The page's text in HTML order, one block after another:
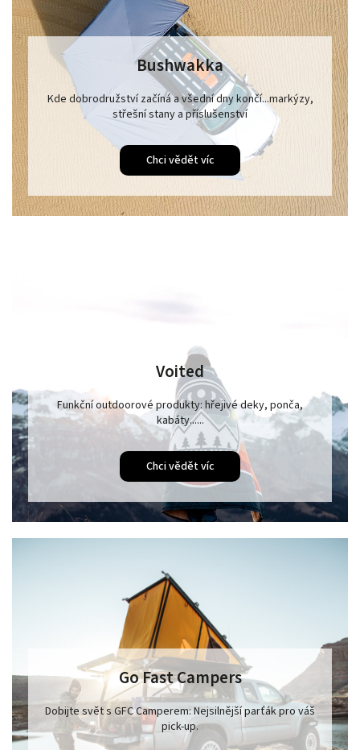
Bushwakka
Kde dobrodružství začíná a všední dny končí...markýzy,
střešní stany a příslušenství
Chci vědět víc
Voited
Funkční outdoorové produkty: hřejivé deky, ponča,
kabáty......
Chci vědět víc
Go Fast Campers
Dobijte svět s GFC Camperem: Nejsilnější parťák pro váš
pick-up.